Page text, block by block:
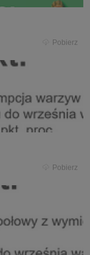
Pobierz
Pobierz